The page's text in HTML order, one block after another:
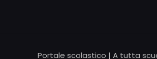
Portale scolastico | A tutta